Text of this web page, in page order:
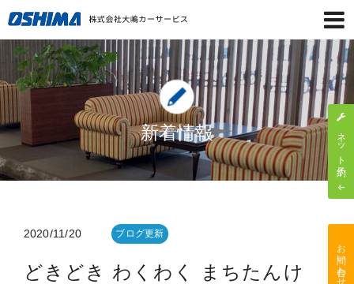
新着情報
2020/11/20 ブログ更新
どきどき わくわく まちたんけ
ネット予約
お問い合わせ